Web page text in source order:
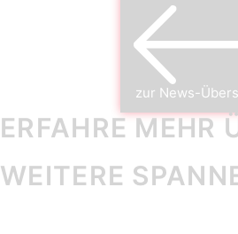
zur News-
ERFAHRE MEHR
WEITERE